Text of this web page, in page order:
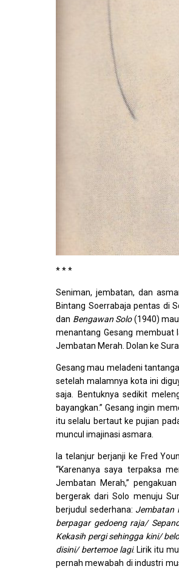
* * *
Seniman, jembatan, dan
Bintang Soerrabaja pentas di
dan Bengawan Solo(1940) mau
menantang Gesang membuat
Jembatan Merah. Dolan ke
Gesang mau meladeni
setelah malamnya kota ini
saja. Bentuknya sedikit
bayangkan.” Gesang ingin
itu selalu bertaut ke pujian
muncul imajinasi asmara.
Ia telanjur berjanji ke Fred
“Karenanya saya terpaksa
Jembatan Merah,”
bergerak dari Solo menuju
berjudul sederhana: Jembatan
berpagar gedoeng raja/
Kekasih pergi sehingga kini/
disini/ bertemoe lagi. Lirik itu
pernah mewabah di industri